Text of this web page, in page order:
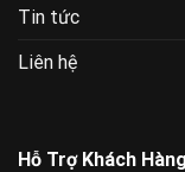
Tin tức
Liên hệ
Hỗ Trợ Khách Hàng